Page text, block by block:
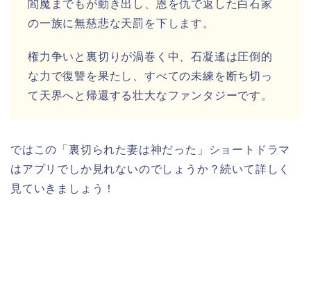
閻魔までもが動き出し、恩を仇で返した白石家
の一族に無慈悲な天罰を下します。
権力争いと裏切りが渦巻く中、石凝遙は圧倒的
な力で復讐を果たし、すべての未練を断ち切っ
て天界へと帰還する壮大なファンタジーです。
ではこの「裏切られた妻は神だった」ショートドラマ
はアプリでしか見れないのでしょうか？続いて詳しく
見ていきましょう！